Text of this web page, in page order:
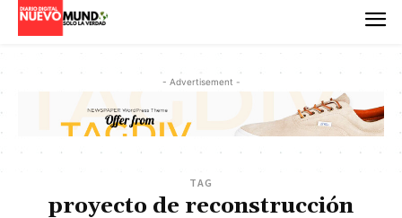
- Advertisement -
TAG
proyecto de reconstrucción